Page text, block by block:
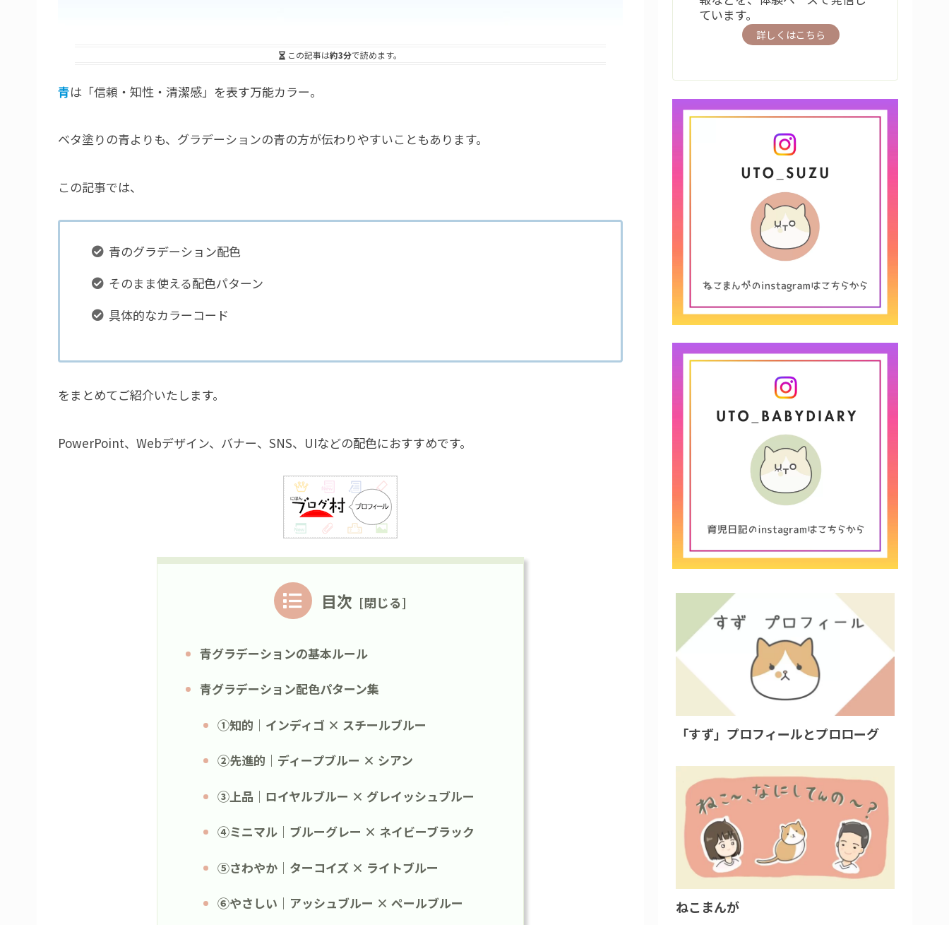
この記事は約3分で読めます。
青は「信頼・知性・清潔感」を表す万能カラー。
ベタ塗りの青よりも、グラデーションの青の方が伝わりやすいこともあります。
この記事では、
青のグラデーション配色
そのまま使える配色パターン
具体的なカラーコード
をまとめてご紹介いたします。
PowerPoint、Webデザイン、バナー、SNS、UIなどの配色におすすめです。
目次
青グラデーションの基本ルール
青グラデーション配色パターン集
①知的｜インディゴ × スチールブルー
②先進的｜ディープブルー × シアン
③上品｜ロイヤルブルー × グレイッシュブルー
④ミニマル｜ブルーグレー × ネイビーブラック
⑤さわやか｜ターコイズ × ライトブルー
⑥やさしい｜アッシュブルー × ペールブルー
ています。
詳しくはこちら
「すず」プロフィールとプロローグ
ねこまんが